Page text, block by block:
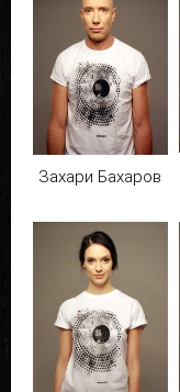
Захари Бахаров